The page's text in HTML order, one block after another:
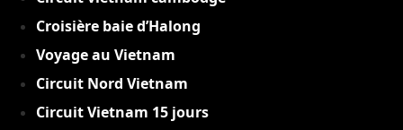
Croisière baie d’Halong
Voyage au Vietnam
Circuit Nord Vietnam
Circuit Vietnam 15 jours